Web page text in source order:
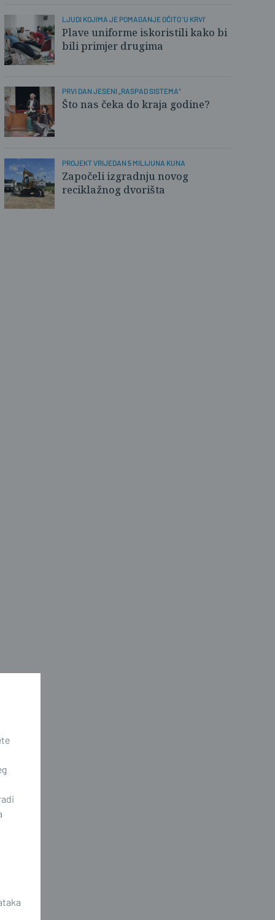
LJUDI KOJIMA JE POMAGANJE OČITO 'U KRVI'
Plave uniforme iskoristili kako bi
bili primjer drugima
PRVI DAN JESENI „RASPAD SISTEMA“
Što nas čeka do kraja godine?
PROJEKT VRIJEDAN 5 MILIJUNA KUNA
Započeli izgradnju novog
reciklažnog dvorišta